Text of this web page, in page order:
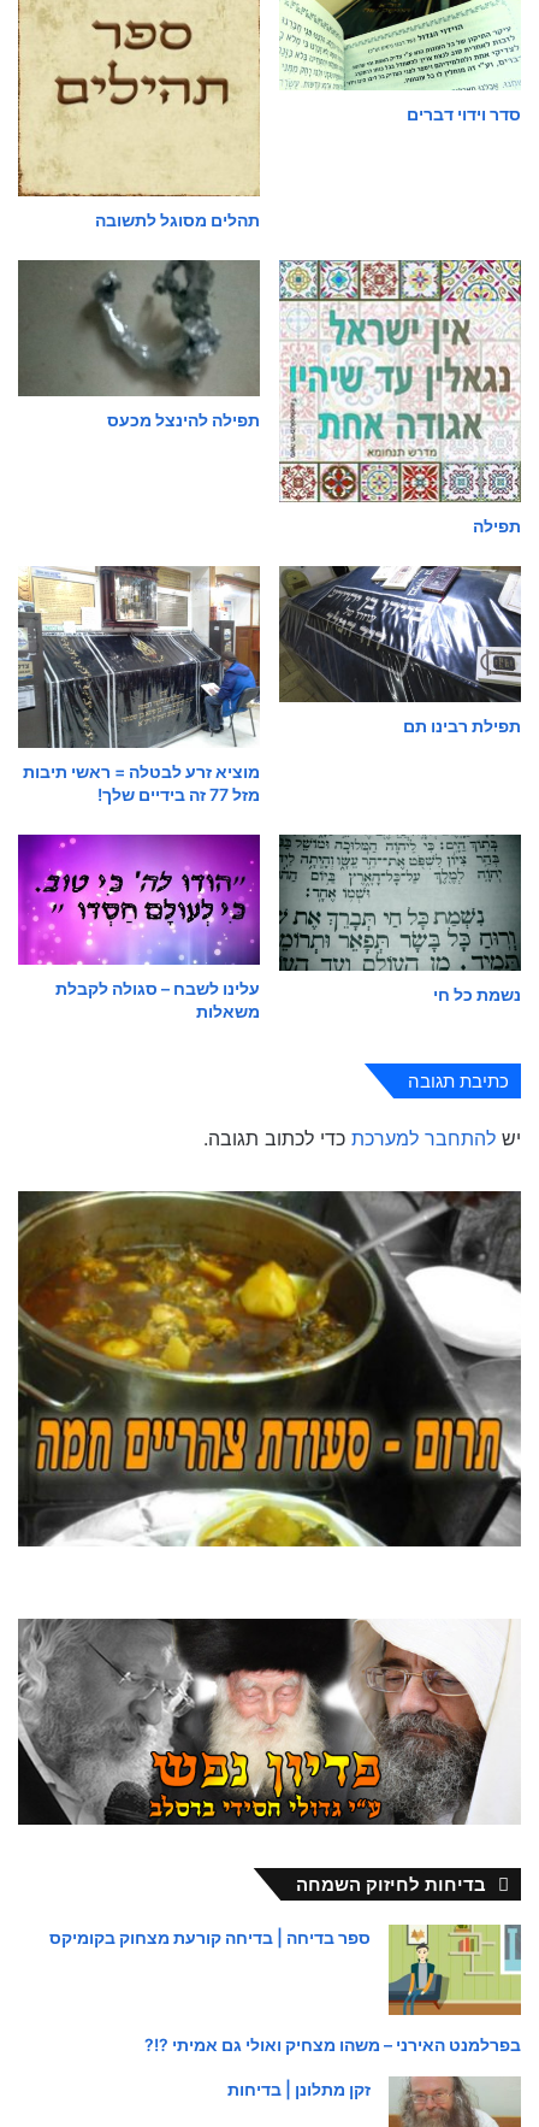
סדר וידוי דברים
תהלים מסוגל לתשובה
תפילה
תפילה להינצל מכעס
תפילת רבינו תם
מוציא זרע לבטלה = ראשי תיבות
מזל 77 זה בידיים שלך!
נשמת כל חי
עלינו לשבח – סגולה לקבלת
משאלות
כתיבת תגובה
יש להתחבר למערכת כדי לכתוב תגובה.
בדיחות לחיזוק השמחה
ספר בדיחה | בדיחה קורעת מצחוק בקומיקס
בפרלמנט האירני – משהו מצחיק ואולי גם אמיתי ?!?
זקן מתלונן | בדיחות